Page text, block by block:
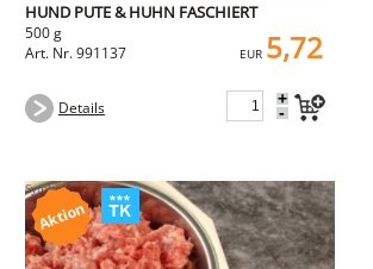
HUND PUTE & HUHN FASCHIERT
500 g
Art. Nr. 991137
EUR 5,72
Details +
-